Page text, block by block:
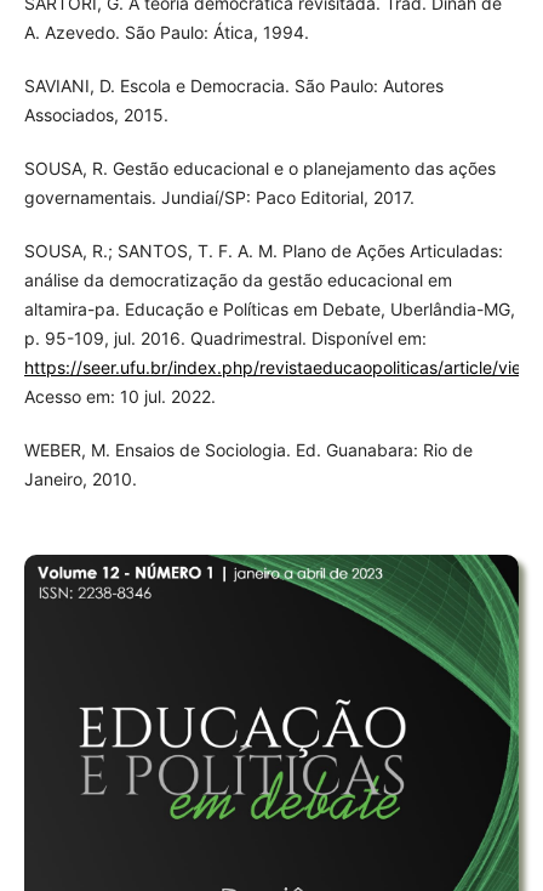
A. Azevedo. São Paulo: Ática, 1994.
SAVIANI, D. Escola e Democracia. São Paulo: Autores
Associados, 2015.
SOUSA, R. Gestão educacional e o planejamento das ações
governamentais. Jundiaí/SP: Paco Editorial, 2017.
SOUSA, R.; SANTOS, T. F. A. M. Plano de Ações Articuladas:
análise da democratização da gestão educacional em
altamira-pa. Educação e Políticas em Debate, Uberlândia-MG,
p. 95-109, jul. 2016. Quadrimestral. Disponível em:
https://seer.ufu.br/index.php/revistaeducaopoliticas/article/
Acesso em: 10 jul. 2022.
WEBER, M. Ensaios de Sociologia. Ed. Guanabara: Rio de
Janeiro, 2010.